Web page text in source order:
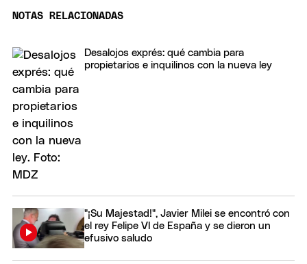
NOTAS RELACIONADAS
Desalojos exprés: qué cambia para
propietarios e inquilinos con la nueva ley
"¡Su Majestad!", Javier Milei se encontró con
el rey Felipe VI de España y se dieron un
efusivo saludo